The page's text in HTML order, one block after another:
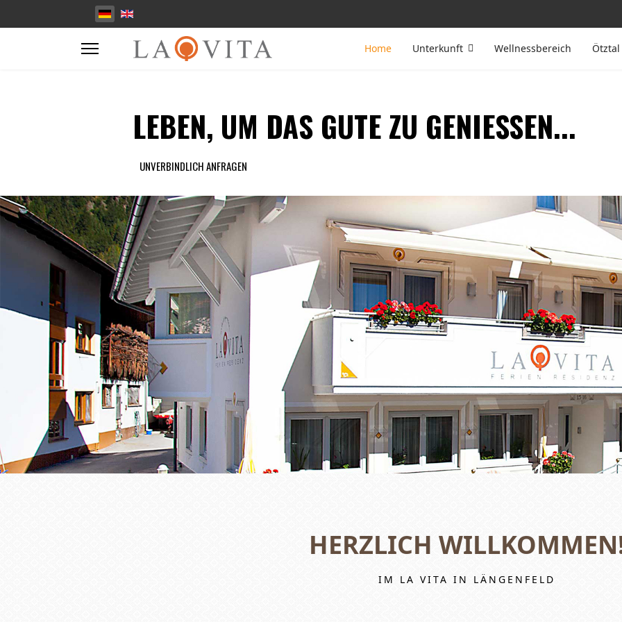
Sprache auswählen
Home Unterkunft Wellnessbereich Ötztal
LEBEN, UM DAS GUTE ZU GENIESSEN...
UNVERBINDLICH ANFRAGEN
HERZLICH
IM LA VITA IN LÄNGENFELD